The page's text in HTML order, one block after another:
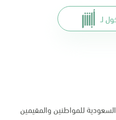
لـ
للمواطنين والمقيمين